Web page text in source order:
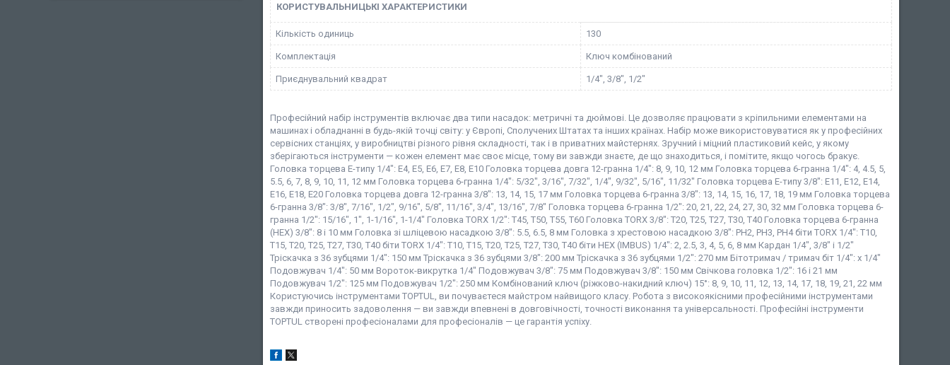
КОРИСТУВАЛЬНИЦЬКІ ХАРАКТЕРИСТИКИ
Кількість одиниць 130
Комплектація Ключ комбінований
Приєднувальний квадрат 1/4", 3/8", 1/2"
Професійний набір інструментів включає два типи насадок: метричні та дюймові. Це дозволяє працювати з кріпильними елементами на
машинах і обладнанні в будь-якій точці світу: у Європі, Сполучених Штатах та інших країнах. Набір може використовуватися як у професійних
сервісних станціях, у виробництві різного рівня складності, так і в приватних майстернях. Зручний і міцний пластиковий кейс, у якому
зберігаються інструменти — кожен елемент має своє місце, тому ви завжди знаєте, де що знаходиться, і помітите, якщо чогось бракує.
Головка торцева Е-типу 1/4": E4, E5, E6, E7, E8, E10 Головка торцева довга 12-гранна 1/4": 8, 9, 10, 12 мм Головка торцева 6-гранна 1/4": 4, 4.5, 5,
5.5, 6, 7, 8, 9, 10, 11, 12 мм Головка торцева 6-гранна 1/4": 5/32", 3/16", 7/32", 1/4", 9/32", 5/16", 11/32" Головка торцева Е-типу 3/8": E11, E12, E14,
E16, E18, E20 Головка торцева довга 12-гранна 3/8": 13, 14, 15, 17 мм Головка торцева 6-гранна 3/8": 13, 14, 15, 16, 17, 18, 19 мм Головка торцева
6-гранна 3/8": 3/8", 7/16", 1/2", 9/16", 5/8", 11/16", 3/4", 13/16", 7/8" Головка торцева 6-гранна 1/2": 20, 21, 22, 24, 27, 30, 32 мм Головка торцева 6-
гранна 1/2": 15/16", 1", 1-1/16", 1-1/4" Головка TORX 1/2": T45, T50, T55, T60 Головка TORX 3/8": T20, T25, T27, T30, T40 Головка торцева 6-гранна
(HEX) 3/8": 8 і 10 мм Головка зі шліцевою насадкою 3/8": 5.5, 6.5, 8 мм Головка з хрестовою насадкою 3/8": PH2, PH3, PH4 біти TORX 1/4": T10,
T15, T20, T25, T27, T30, T40 біти TORX 1/4": T10, T15, T20, T25, T27, T30, T40 біти HEX (IMBUS) 1/4": 2, 2.5, 3, 4, 5, 6, 8 мм Кардан 1/4", 3/8" і 1/2"
Тріскачка з 36 зубцями 1/4": 150 мм Тріскачка з 36 зубцями 3/8": 200 мм Тріскачка з 36 зубцями 1/2": 270 мм Бітотримач / тримач біт 1/4": x 1/4"
Подовжувач 1/4": 50 мм Вороток-викрутка 1/4" Подовжувач 3/8": 75 мм Подовжувач 3/8": 150 мм Свічкова головка 1/2": 16 і 21 мм
Подовжувач 1/2": 125 мм Подовжувач 1/2": 250 мм Комбінований ключ (ріжково-накидний ключ) 15°: 8, 9, 10, 11, 12, 13, 14, 17, 18, 19, 21, 22 мм
Користуючись інструментами TOPTUL, ви почуваєтеся майстром найвищого класу. Робота з високоякісними професійними інструментами
завжди приносить задоволення — ви завжди впевнені в довговічності, точності виконання та універсальності. Професійні інструменти
TOPTUL створені професіоналами для професіоналів — це гарантія успіху.